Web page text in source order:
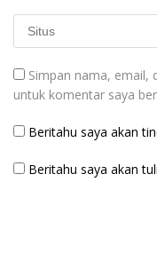
Simpan nama, email,
untuk komentar saya
Beritahu saya akan
Beritahu saya akan